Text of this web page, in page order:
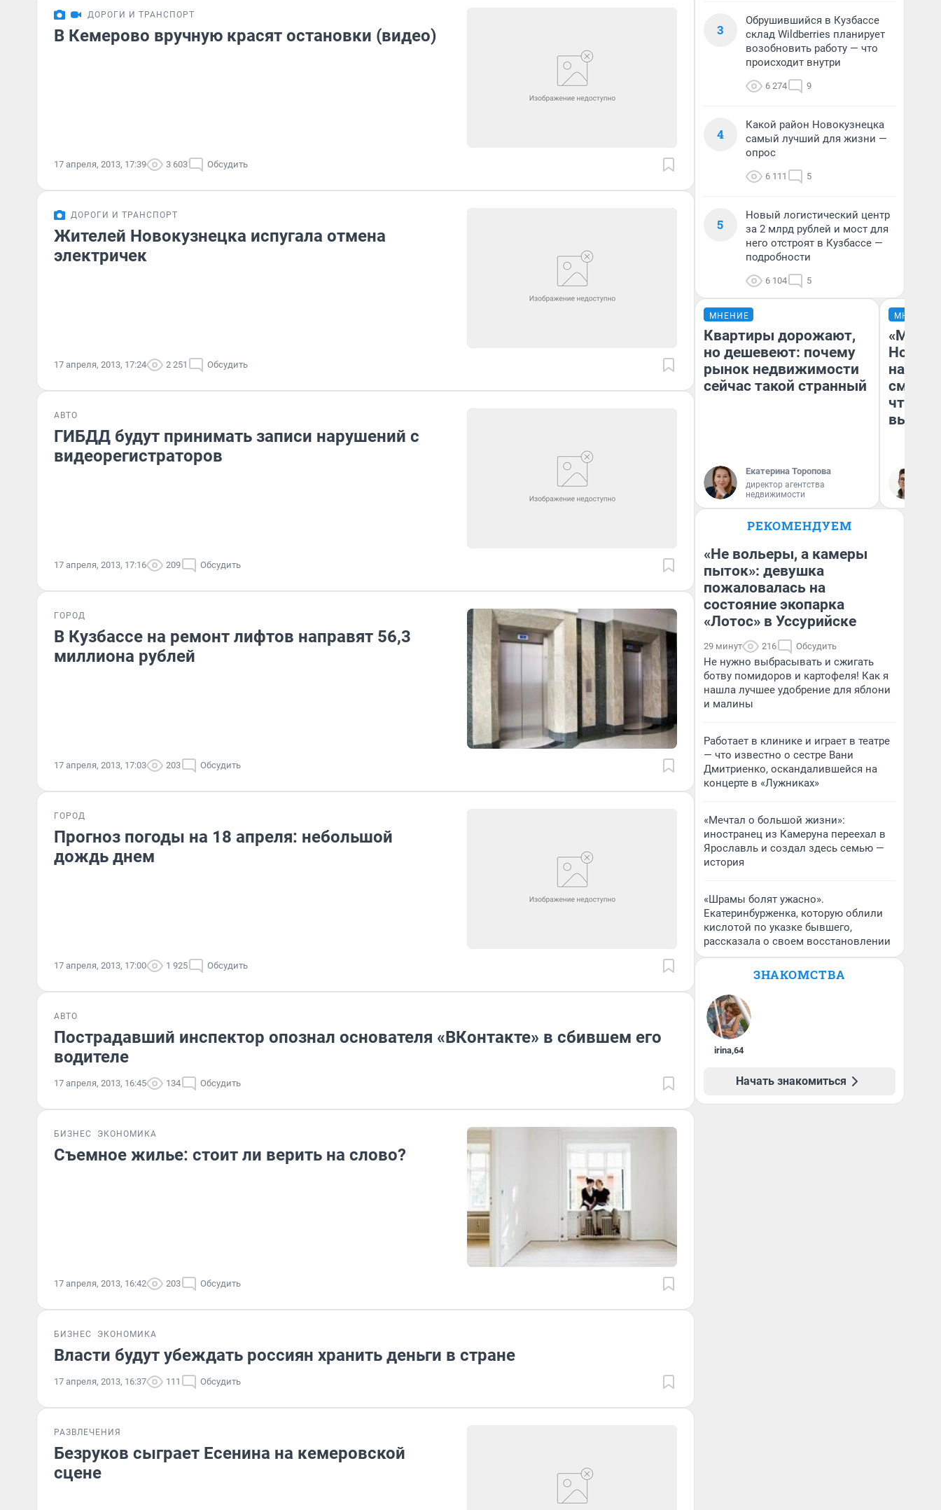
ДОРОГИ И ТРАНСПОРТ
В Кемерово вручную красят остановки (видео)
17 апреля, 2013, 17:39 3 603 Обсудить
ДОРОГИ И ТРАНСПОРТ
Жителей Новокузнецка испугала отмена
электричек
17 апреля, 2013, 17:24 2 251 Обсудить
АВТО
ГИБДД будут принимать записи нарушений с
видеорегистраторов
17 апреля, 2013, 17:16 209 Обсудить
ГОРОД
В Кузбассе на ремонт лифтов направят 56,3
миллиона рублей
17 апреля, 2013, 17:03 203 Обсудить
ГОРОД
Прогноз погоды на 18 апреля: небольшой
дождь днем
17 апреля, 2013, 17:00 1 925 Обсудить
АВТО
Пострадавший инспектор опознал основателя «ВКонтакте» в сбившем его
водителе
17 апреля, 2013, 16:45 134 Обсудить
БИЗНЕС ЭКОНОМИКА
Съемное жилье: стоит ли верить на слово?
17 апреля, 2013, 16:42 203 Обсудить
БИЗНЕС ЭКОНОМИКА
Власти будут убеждать россиян хранить деньги в стране
17 апреля, 2013, 16:37 111 Обсудить
РАЗВЛЕЧЕНИЯ
Безруков сыграет Есенина на кемеровской
сцене
3
Обрушившийся в Кузбассе
склад Wildberries планирует
возобновить работу — что
происходит внутри
6 274 9
4
Какой район Новокузнецка
самый лучший для жизни —
опрос
6 111 5
5
Новый логистический центр
за 2 млрд рублей и мост для
него отстроят в Кузбассе —
подробности
6 104 5
МНЕНИЕ
Квартиры дорожают,
но дешевеют: почему
рынок недвижимости
сейчас такой странный
Екатерина Торопова
директор агентства
недвижимости
МНЕНИЕ
«Мы
чтобы
РЕКОМЕНДУЕМ
«Не вольеры, а камеры
пыток»: девушка
пожаловалась на
состояние экопарка
«Лотос» в Уссурийске
29 минут 216 Обсудить
Не нужно выбрасывать и сжигать
ботву помидоров и картофеля! Как я
нашла лучшее удобрение для яблони
и малины
Работает в клинике и играет в театре
— что известно о сестре Вани
Дмитриенко, оскандалившейся на
концерте в «Лужниках»
«Мечтал о большой жизни»:
иностранец из Камеруна переехал в
Ярославль и создал здесь семью —
история
«Шрамы болят ужасно».
Екатеринбурженка, которую облили
кислотой по указке бывшего,
рассказала о своем восстановлении
ЗНАКОМСТВА
irina,64
Начать знакомиться